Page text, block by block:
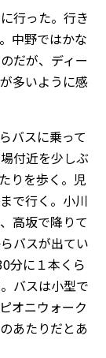
行った。行き
中野ではかな
だが、ディー
多いように感
バスに乗って
付近を少しぶ
りを歩く。児
で行く。小川
高坂で降りて
バスが出てい
分に１本くら
バスは小型で
オニウォーク
あたりだとあ